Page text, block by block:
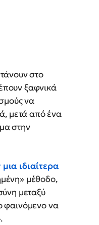
στο
ξαφνικά
να
μετά από ένα
στην
ιδιαίτερα
μέθοδο,
μεταξύ
φαινόμενο να